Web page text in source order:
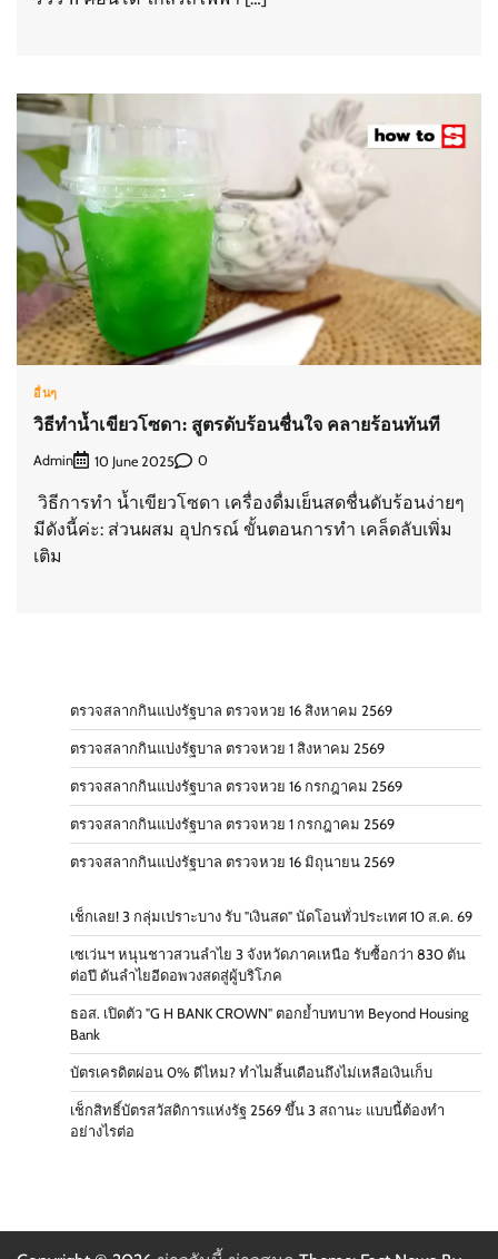
อื่นๆ
วิธีทำน้ำเขียวโซดา: สูตรดับร้อนชื่นใจ คลายร้อนทันที
Admin 10 June 2025 0
วิธีการทำ น้ำเขียวโซดา เครื่องดื่มเย็นสดชื่นดับร้อนง่ายๆ
มีดังนี้ค่ะ: ส่วนผสม อุปกรณ์ ขั้นตอนการทำ เคล็ดลับเพิ่ม
เติม
ตรวจสลากกินแบ่งรัฐบาล ตรวจหวย 16 สิงหาคม 2569
ตรวจสลากกินแบ่งรัฐบาล ตรวจหวย 1 สิงหาคม 2569
ตรวจสลากกินแบ่งรัฐบาล ตรวจหวย 16 กรกฎาคม 2569
ตรวจสลากกินแบ่งรัฐบาล ตรวจหวย 1 กรกฎาคม 2569
ตรวจสลากกินแบ่งรัฐบาล ตรวจหวย 16 มิถุนายน 2569
เช็กเลย! 3 กลุ่มเปราะบาง รับ "เงินสด" นัดโอนทั่วประเทศ 10 ส.ค. 69
เซเว่นฯ หนุนชาวสวนลำไย 3 จังหวัดภาคเหนือ รับซื้อกว่า 830 ตัน
ต่อปี ดันลำไยอีดอพวงสดสู่ผู้บริโภค
ธอส. เปิดตัว "G H BANK CROWN" ตอกย้ำบทบาท Beyond Housing
Bank
บัตรเครดิตผ่อน 0% ดีไหม? ทำไมสิ้นเดือนถึงไม่เหลือเงินเก็บ
เช็กสิทธิ์บัตรสวัสดิการแห่งรัฐ 2569 ขึ้น 3 สถานะ แบบนี้ต้องทำ
อย่างไรต่อ